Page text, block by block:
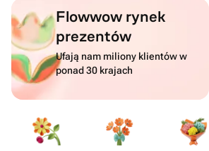
Flowwow rynek
prezentów
Ufają nam miliony klientów w
ponad 30 krajach